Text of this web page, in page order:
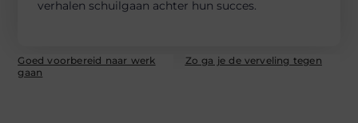
verhalen schuilgaan achter hun succes.
Goed voorbereid naar werk
gaan
Zo ga je de verveling tegen